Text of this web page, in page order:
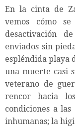
En la cinta de
vemos cómo
desactivación
enviados sin
espléndida playa
una muerte casi
veterano de
rencor hacia
condiciones a
inhumanas; la